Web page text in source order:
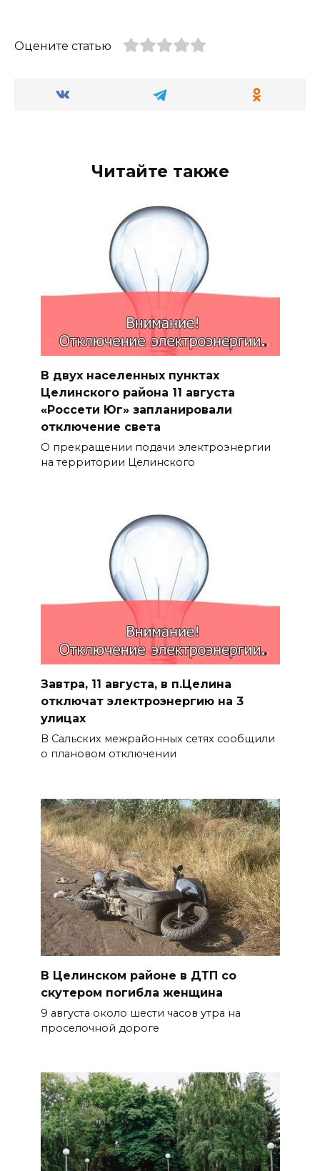
Оцените статью
Читайте также
В двух населенных пунктах
Целинского района 11 августа
«Россети Юг» запланировали
отключение света
О прекращении подачи электроэнергии
на территории Целинского
Завтра, 11 августа, в п.Целина
отключат электроэнергию на 3
улицах
В Сальских межрайонных сетях сообщили
о плановом отключении
В Целинском районе в ДТП со
скутером погибла женщина
9 августа около шести часов утра на
проселочной дороге